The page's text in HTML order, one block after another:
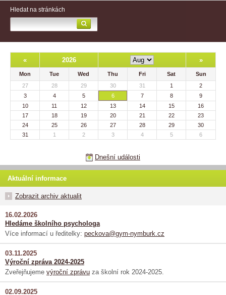
Hledat na stránkách
« 2026 »
Mon Tue Wed Thu Fri Sat
Sun
27
28 29 30 31 1
2
3
4 5 6 7 8
9
10
11 12 13 14 15
16
17
18 19 20 21 22
23
24
25 26 27 28 29
30
31
1 2 3 4 5 6
Dnešní události
Aktuální informace
Zobrazit archiv aktualit
16.02.2026
Hledáme školního psychologa
Více informací u ředitelky: peckova@gym-nymburk.cz
03.11.2025
Výroční zpráva 2024-2025
Zveřejňujeme výroční zprávu za školní rok 2024-2025.
02.09.2025